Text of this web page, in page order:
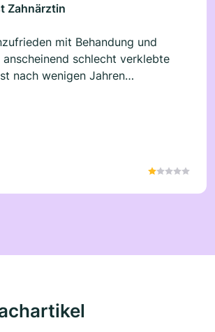
Zahnärztin
mit Behandung und
anscheinend schlecht verklebte
nach wenigen Jahren
und Zahn von Karies befallen ist